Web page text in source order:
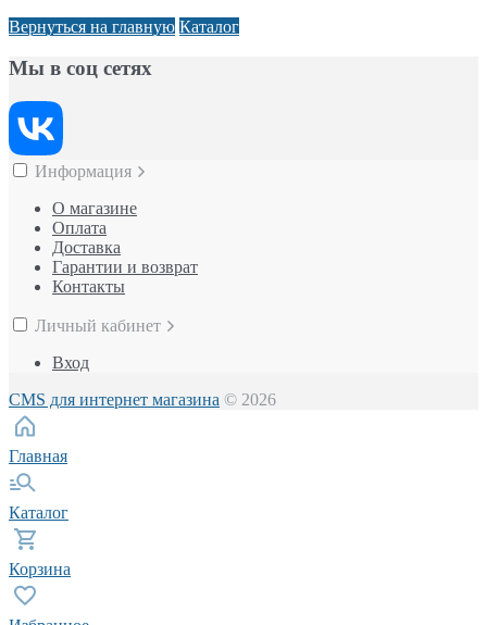
Вернуться на главную Каталог
Мы в соц сетях
Информация
О магазине
Оплата
Доставка
Гарантии и возврат
Контакты
Личный кабинет
Вход
CMS для интернет магазина © 2026
Главная
Каталог
Корзина